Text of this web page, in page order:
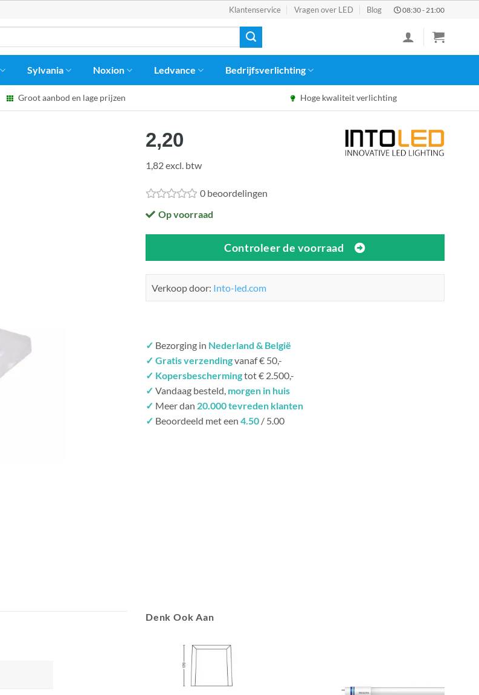
Klantenservice Vragen over LED Blog 08:30 - 21:00
Sylvania Noxion Ledvance Bedrijfsverlichting
Groot aanbod en lage prijzen Hoge kwaliteit verlichting
2,20
1,82 excl. btw
0 beoordelingen
Op voorraad
Controleer de voorraad
Verkoop door: Into-led.com
✓ Bezorging in Nederland & België
✓ Gratis verzendingvanaf € 50,-
✓ Kopersbeschermingtot € 2.500,-
✓ Vandaag besteld, morgen in huis
✓ Meer dan 20.000 tevreden klanten
✓ Beoordeeld met een 4.50 / 5.00
Denk Ook Aan